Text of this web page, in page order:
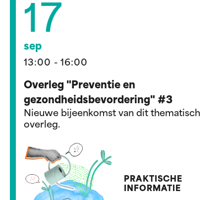
17
sep
13:00 - 16:00
Overleg "Preventie en
gezondheidsbevordering" #3
Nieuwe bijeenkomst van dit thematisch
overleg.
PRAKTISCHE
INFORMATIE